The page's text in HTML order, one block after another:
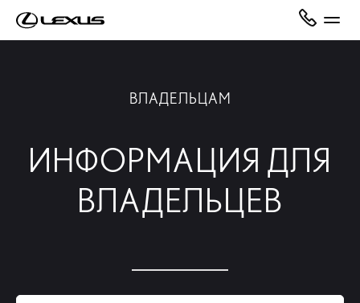
ВЛАДЕЛЬЦАМ
ИНФОРМАЦИЯ ДЛЯ
ВЛАДЕЛЬЦЕВ